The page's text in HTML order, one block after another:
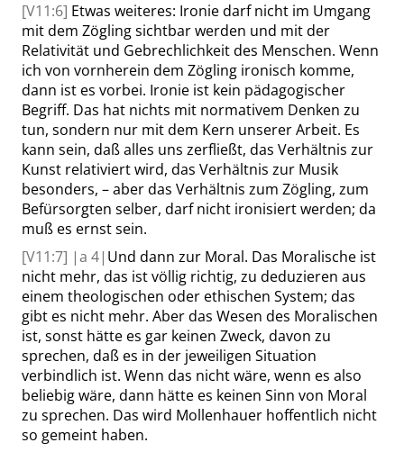
[V11:6] Etwas weiteres: Ironie darf nicht im Umgang
mit dem Zögling sichtbar werden und mit der
Relativität und Gebrechlichkeit des Menschen. Wenn
ich von vornherein dem Zögling ironisch komme,
dann ist es vorbei. Ironie ist kein pädagogischer
Begriff. Das hat nichts mit normativem Denken zu
tun, sondern nur mit dem Kern unserer Arbeit. Es
kann sein, daß alles uns zerfließt, das Verhältnis zur
Kunst relativiert wird, das Verhältnis zur Musik
besonders, – aber das Verhältnis zum Zögling, zum
Befürsorgten selber, darf nicht ironisiert werden; da
muß es ernst sein.
[V11:7] |a 4| Und dann zur Moral. Das Moralische ist
nicht mehr, das ist völlig richtig, zu deduzieren aus
einem theologischen oder ethischen System; das
gibt es nicht mehr. Aber das Wesen des Moralischen
ist, sonst hätte es gar keinen Zweck, davon zu
sprechen, daß es in der jeweiligen Situation
verbindlich ist. Wenn das nicht wäre, wenn es also
beliebig wäre, dann hätte es keinen Sinn von Moral
zu sprechen. Das wird Mollenhauer hoffentlich nicht
so gemeint haben.